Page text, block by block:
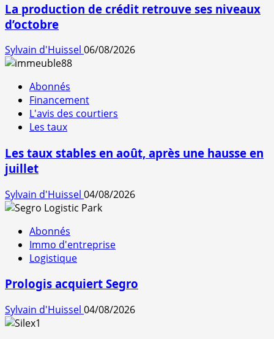
La production de crédit retrouve ses niveaux
d’octobre
Sylvain d'Huissel 06/08/2026
Abonnés
Financement
L'avis des courtiers
Les taux
Les taux stables en août, après une hausse en
juillet
Sylvain d'Huissel 04/08/2026
Abonnés
Immo d'entreprise
Logistique
Prologis acquiert Segro
Sylvain d'Huissel 04/08/2026